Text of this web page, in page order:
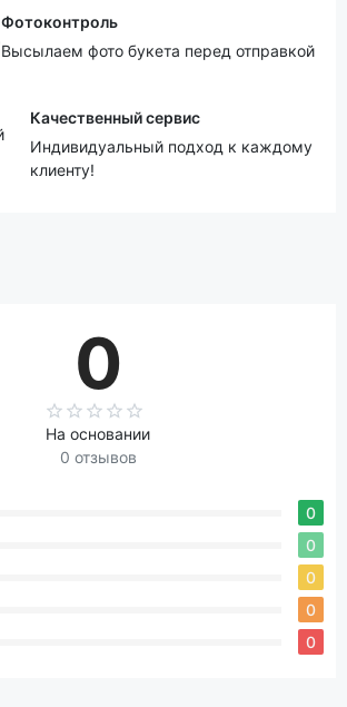
Фотоконтроль
Высылаем фото букета перед отправкой
Качественный сервис
Индивидуальный подход к каждому
клиенту!
0
На основании
0 отзывов
0
0
0
0
0